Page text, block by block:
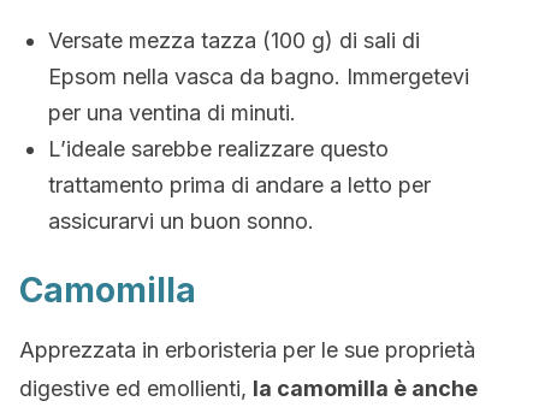
Versate mezza tazza (100 g) di sali di
Epsom nella vasca da bagno. Immergetevi
per una ventina di minuti.
L’ideale sarebbe realizzare questo
trattamento prima di andare a letto per
assicurarvi un buon sonno.
Camomilla
Apprezzata in erboristeria per le sue proprietà
digestive ed emollienti, la camomilla è anche